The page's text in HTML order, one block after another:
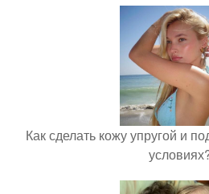
Как сделать кожу упругой и